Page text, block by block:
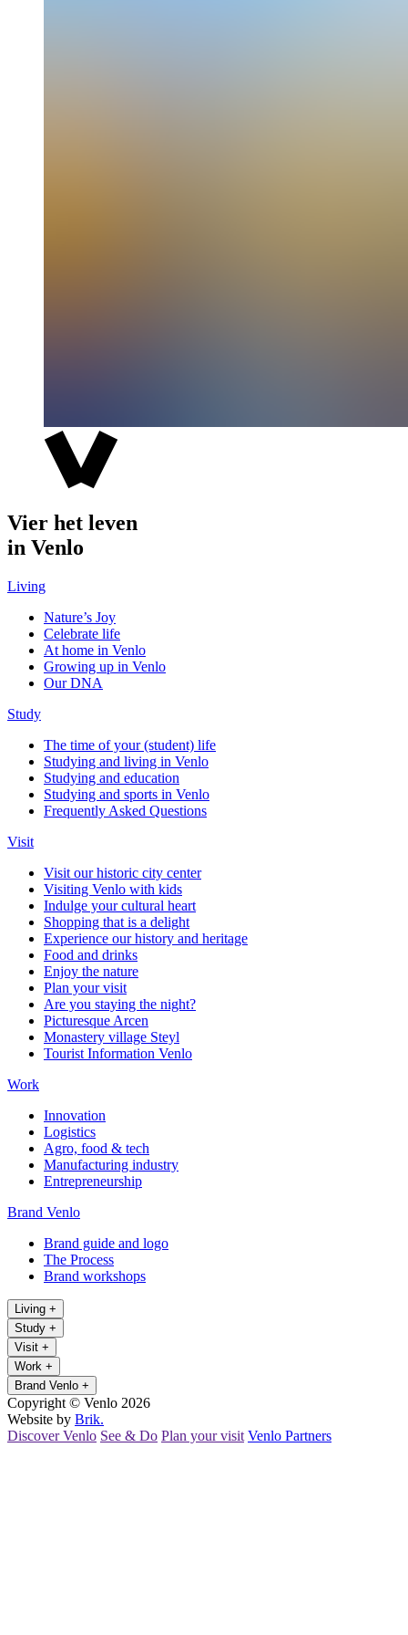
Vier het leven
in Venlo
Living
Nature’s Joy
Celebrate life
At home in Venlo
Growing up in Venlo
Our DNA
Study
The time of your (student) life
Studying and living in Venlo
Studying and education
Studying and sports in Venlo
Frequently Asked Questions
Visit
Visit our historic city center
Visiting Venlo with kids
Indulge your cultural heart
Shopping that is a delight
Experience our history and heritage
Food and drinks
Enjoy the nature
Plan your visit
Are you staying the night?
Picturesque Arcen
Monastery village Steyl
Tourist Information Venlo
Work
Innovation
Logistics
Agro, food & tech
Manufacturing industry
Entrepreneurship
Brand Venlo
Brand guide and logo
The Process
Brand workshops
Living +
Study +
Visit +
Work +
Brand Venlo +
Copyright © Venlo 2026
Website by Brik.
Discover Venlo See & Do Plan your visit Venlo Partners